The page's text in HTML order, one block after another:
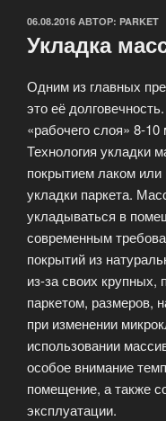
ОПУБЛИКОВАНО
06.08.2016 АВТОР: PARKET
Укладка
Одним из главных
это её
«рабочего слоя» 8-
Технология укладки
покрытием лаком или
укладки паркета.
укладываться в
современным
покрытий из
из-за своих
паркетом, размеров,
при изменении
использовании
особое внимание
помещение, а также
эксплуатации.